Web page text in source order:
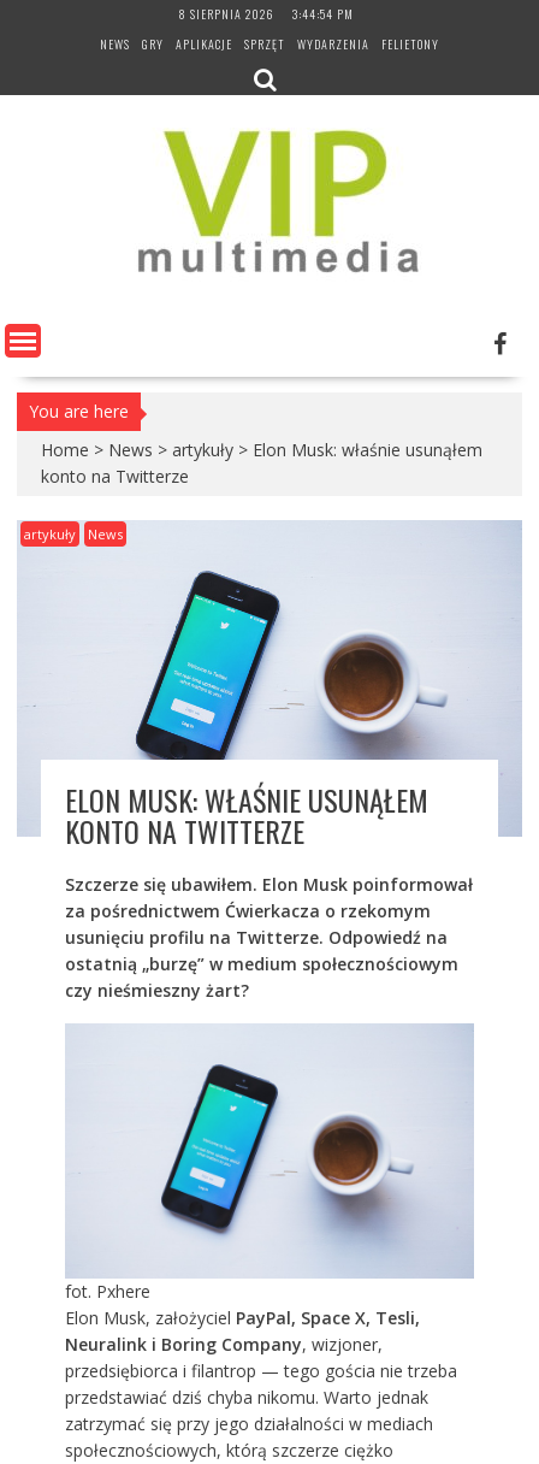
8 SIERPNIA 2026
3:44:55 PM
NEWS
GRY APLIKACJE SPRZĘT WYDARZENIA FELIETONY
You are here
Home > News > artykuły > Elon Musk: właśnie usunąłem
konto na Twitterze
artykuły News
ELON MUSK: WŁAŚNIE USUNĄŁEM
KONTO NA TWITTERZE
Szczerze się ubawiłem. Elon Musk poinformował
za pośrednictwem Ćwierkacza o rzekomym
usunięciu profilu na Twitterze. Odpowiedź na
ostatnią „burzę” w medium społecznościowym
czy nieśmieszny żart?
fot. Pxhere
Elon Musk, założyciel PayPal, Space X, Tesli,
Neuralink i Boring Company, wizjoner,
przedsiębiorca i filantrop — tego gościa nie trzeba
przedstawiać dziś chyba nikomu. Warto jednak
zatrzymać się przy jego działalności w mediach
społecznościowych, którą szczerze ciężko